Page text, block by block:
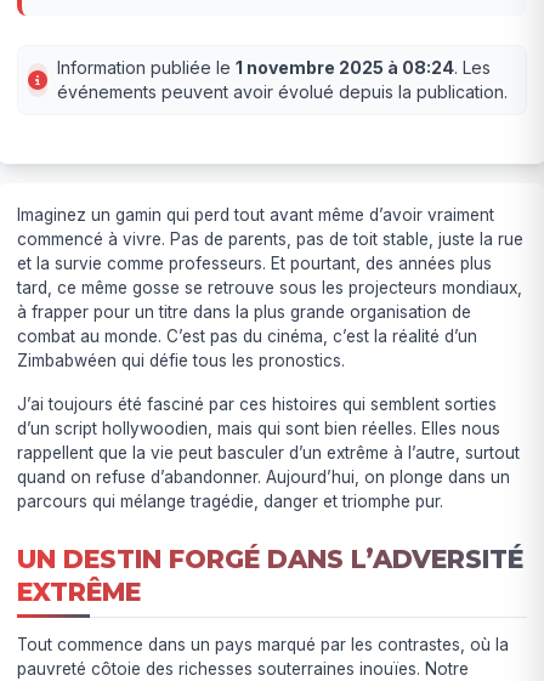
Information publiée le1 novembre 2025 à 08:24. Les
événements peuvent avoir évolué depuis la publication.
Imaginez un gamin qui perd tout avant même d’avoir vraiment
commencé à vivre. Pas de parents, pas de toit stable, juste la rue
et la survie comme professeurs. Et pourtant, des années plus
tard, ce même gosse se retrouve sous les projecteurs mondiaux,
à frapper pour un titre dans la plus grande organisation de
combat au monde. C’est pas du cinéma, c’est la réalité d’un
Zimbabwéen qui défie tous les pronostics.
J’ai toujours été fasciné par ces histoires qui semblent sorties
d’un script hollywoodien, mais qui sont bien réelles. Elles nous
rappellent que la vie peut basculer d’un extrême à l’autre, surtout
quand on refuse d’abandonner. Aujourd’hui, on plonge dans un
parcours qui mélange tragédie, danger et triomphe pur.
UN DESTIN FORGÉ DANS L’ADVERSITÉ
EXTRÊME
Tout commence dans un pays marqué par les contrastes, où la
pauvreté côtoie des richesses souterraines inouïes. Notre